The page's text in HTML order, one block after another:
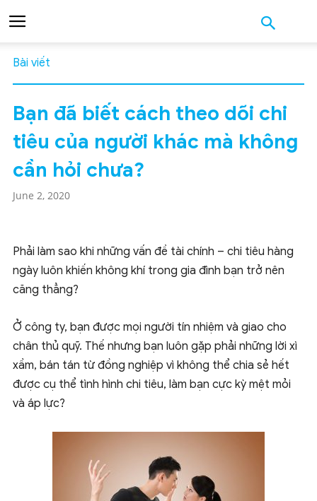
Bài viết
Bạn đã biết cách theo dõi chi
tiêu của người khác mà không
cần hỏi chưa?
June 2, 2020
Phải làm sao khi những vấn đề tài chính – chi tiêu hàng
ngày luôn khiến không khí trong gia đình bạn trở nên
căng thẳng?
Ở công ty, bạn được mọi người tín nhiệm và giao cho
chân thủ quỹ. Thế nhưng bạn luôn gặp phải những lời xì
xầm, bán tán từ đồng nghiệp vì không thể chia sẻ hết
được cụ thể tình hình chi tiêu, làm bạn cực kỳ mệt mỏi
và áp lực?